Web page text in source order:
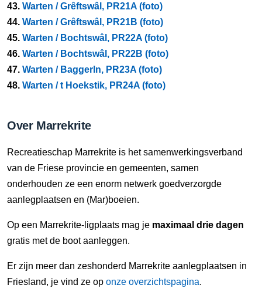
43. Warten / Grêftswâl, PR21A (foto)
44. Warten / Grêftswâl, PR21B (foto)
45. Warten / Bochtswâl, PR22A (foto)
46. Warten / Bochtswâl, PR22B (foto)
47. Warten / Baggerln, PR23A (foto)
48. Warten / t Hoekstik, PR24A (foto)
Over Marrekrite
Recreatieschap Marrekrite is het samenwerkingsverband
van de Friese provincie en gemeenten, samen
onderhouden ze een enorm netwerk goedverzorgde
aanlegplaatsen en (Mar)boeien.
Op een Marrekrite-ligplaats mag je maximaal drie dagen
gratis met de boot aanleggen.
Er zijn meer dan zeshonderd Marrekrite aanlegplaatsen in
Friesland, je vind ze op onze overzichtspagina.